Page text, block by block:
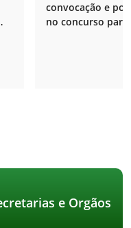
convocação e
no concurso
e Orgãos